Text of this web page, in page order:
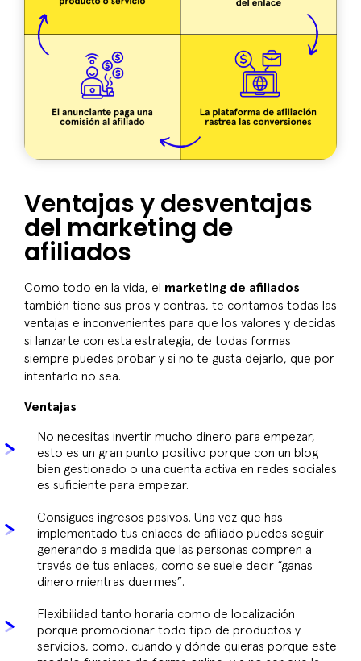
Ventajas y desventajas
del marketing de
afiliados
Como todo en la vida, el marketing de afiliados
también tiene sus pros y contras, te contamos todas las
ventajas e inconvenientes para que los valores y decidas
si lanzarte con esta estrategia, de todas formas
siempre puedes probar y si no te gusta dejarlo, que por
intentarlo no sea.
Ventajas
No necesitas invertir mucho dinero para empezar,
esto es un gran punto positivo porque con un blog
bien gestionado o una cuenta activa en redes sociales
es suficiente para empezar.
Consigues ingresos pasivos. Una vez que has
implementado tus enlaces de afiliado puedes seguir
generando a medida que las personas compren a
través de tus enlaces, como se suele decir “ganas
dinero mientras duermes”.
Flexibilidad tanto horaria como de localización
porque promocionar todo tipo de productos y
servicios, como, cuando y dónde quieras porque este